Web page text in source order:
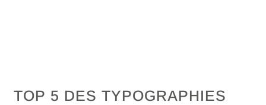
TOP 5 DES TYPOGRAPHIES